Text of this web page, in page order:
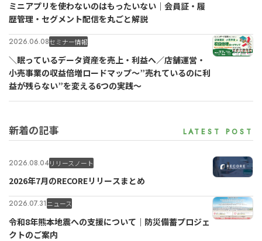
ミニアプリを使わないのはもったいない｜会員証・履
歴管理・セグメント配信を丸ごと解説
2026.06.08セミナー情報
＼眠っているデータ資産を売上・利益へ／店舗運営・
小売事業の収益倍増ロードマップ～”売れているのに利
益が残らない”を変える6つの実践～
新着の記事
2026.08.04リリースノート
2026年7月のRECOREリリースまとめ
2026.07.31ニュース
令和8年熊本地震への支援について｜防災備蓄プロジェ
クトのご案内
forRetail小売業の方向けサービス
forRetail小売業の方向けサービス